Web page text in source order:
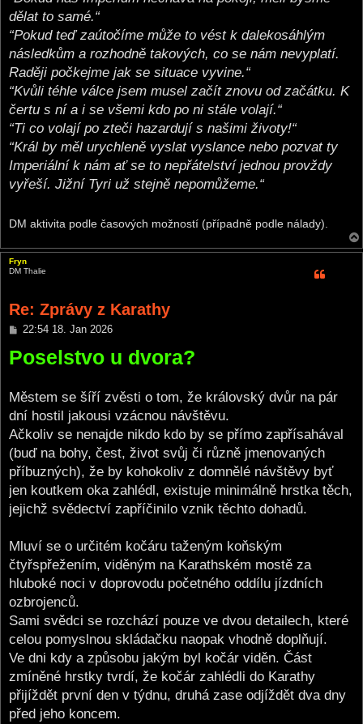
dělat to samé.“
“Pokud teď zaútočíme může to vést k dalekosáhlým
následkům a rozhodně takových, co se nám nevyplatí.
Raději počkejme jak se situace vyvine.“
“Kvůli téhle válce jsem musel začít znovu od začátku. K
čertu s ní a i se všemi kdo po ni stále volají.“
“Ti co volají po zteči hazardují s našimi životy!“
“Král by měl urychleně vyslat vyslance nebo pozvat ty
Imperiální k nám ať se to nepřátelství jednou provždy
vyřeší. Jižní Tyri už stejně nepomůžeme.“
DM aktivita podle časových možností (případně podle nálady).
Fryn
DM Thalie
Re: Zprávy z Karathy
P
s
22:54 18. Jan 2026
Poselstvo u dvora?
Městem se šíří zvěsti o tom, že královský dvůr na pár
dní hostil jakousi vzácnou návštěvu.
Ačkoliv se nenajde nikdo kdo by se přímo zapřísahával
(buď na bohy, čest, život svůj či různě jmenovaných
příbuzných), že by kohokoliv z domnělé návštěvy byť
jen koutkem oka zahlédl, existuje minimálně hrstka těch,
jejichž svědectví zapříčinilo vznik těchto dohadů.
Mluví se o určitém kočáru taženým koňským
čtyřspřežením, viděným na Karathském mostě za
hluboké noci v doprovodu početného oddílu jízdních
ozbrojenců.
Sami svědci se rozchází pouze ve dvou detailech, které
celou pomyslnou skládačku naopak vhodně doplňují.
Ve dni kdy a způsobu jakým byl kočár viděn. Část
zmíněné hrstky tvrdí, že kočár zahlédli do Karathy
přijíždět první den v týdnu, druhá zase odjíždět dva dny
před jeho koncem.